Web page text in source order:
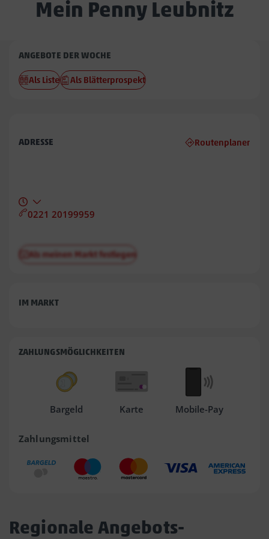
Mein Penny Leubnitz
Penny
Leubnitz
ANGEBOTE DER WOCHE
Als Liste Als Blätterprospekt
ADRESSE Routenplaner
0221 20199959
Als meinen Markt festlegen
IM MARKT
ZAHLUNGSMÖGLICHKEITEN
Bargeld Karte Mobile-Pay
Zahlungsmittel
Regionale Angebots-